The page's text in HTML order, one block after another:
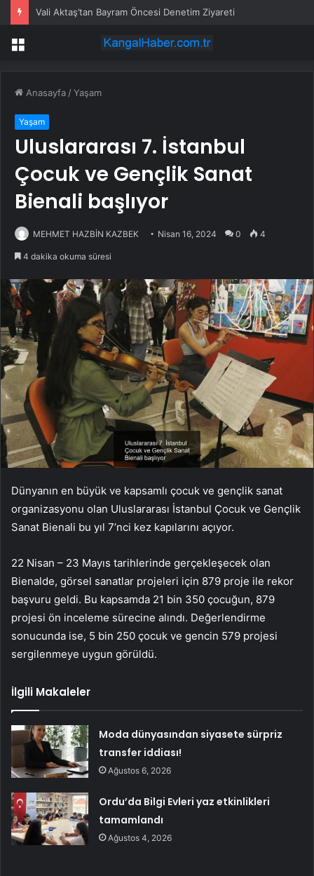
Vali Aktaş’tan Bayram Öncesi Denetim Ziyareti
Menü
Anasayfa /Yaşam
Yaşam
Uluslararası 7. İstanbul
Çocuk ve Gençlik Sanat
Bienali başlıyor
MEHMET HAZBİN KAZBEK Nisan 16, 2024 0 4
4 dakika okuma süresi
Dünyanın en büyük ve kapsamlı çocuk ve gençlik sanat
organizasyonu olan Uluslararası İstanbul Çocuk ve Gençlik
Sanat Bienali bu yıl 7’nci kez kapılarını açıyor.
22 Nisan – 23 Mayıs tarihlerinde gerçekleşecek olan
Bienalde, görsel sanatlar projeleri için 879 proje ile rekor
başvuru geldi. Bu kapsamda 21 bin 350 çocuğun, 879
projesi ön inceleme sürecine alındı. Değerlendirme
sonucunda ise, 5 bin 250 çocuk ve gencin 579 projesi
sergilenmeye uygun görüldü.
İlgili Makaleler
Moda dünyasından siyasete sürpriz
transfer iddiası!
Ağustos 6, 2026
Ordu’da Bilgi Evleri yaz etkinlikleri
tamamlandı
Ağustos 4, 2026